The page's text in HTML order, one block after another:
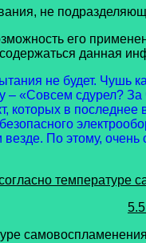
не
его
данная
не будет. Чушь
«Совсем сдурел?
которых в
По этому,